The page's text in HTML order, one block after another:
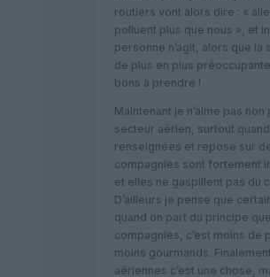
routiers vont alors dire : «
polluent plus que nous », et
personne n’agit, alors que
de plus en plus
bons à prendre !
Maintenant je n’aime pas
secteur aérien, surtout
renseignées et repose sur
compagnies sont fortement
et elles ne gaspillent pas du
D’ailleurs je pense que
quand on part du principe
compagnies, c’est moins de
moins gourmands.
aériennes c’est une chose,